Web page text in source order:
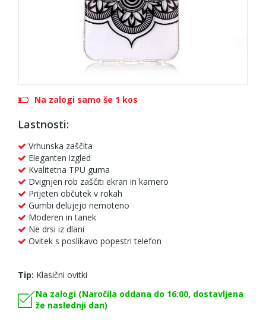
Na zalogi samo še 1 kos
Lastnosti:
Vrhunska zaščita
Eleganten izgled
Kvalitetna TPU guma
Dvignjen rob zaščiti ekran in kamero
Prijeten občutek v rokah
Gumbi delujejo nemoteno
Moderen in tanek
Ne drsi iz dlani
Ovitek s poslikavo popestri telefon
Tip: Klasični ovitki
Na zalogi (Naročila oddana do 16:00, dostavljena
že naslednji dan)